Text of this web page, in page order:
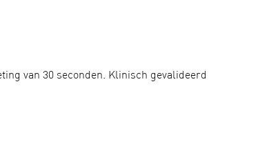
van 30 seconden. Klinisch gevalideerd